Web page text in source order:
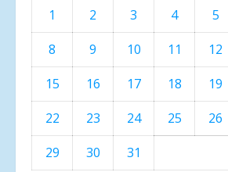
1 2 3 4 5
8
9 10 11 12
15
16 17 18 19
22
23 24 25 26
29
30 31